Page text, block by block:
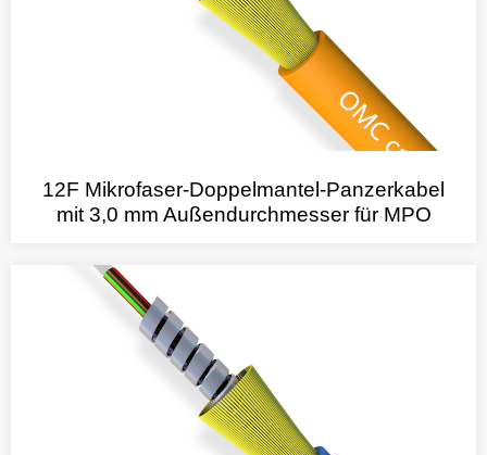
12F Mikrofaser-Doppelmantel-Panzerkabel
mit 3,0 mm Außendurchmesser für MPO